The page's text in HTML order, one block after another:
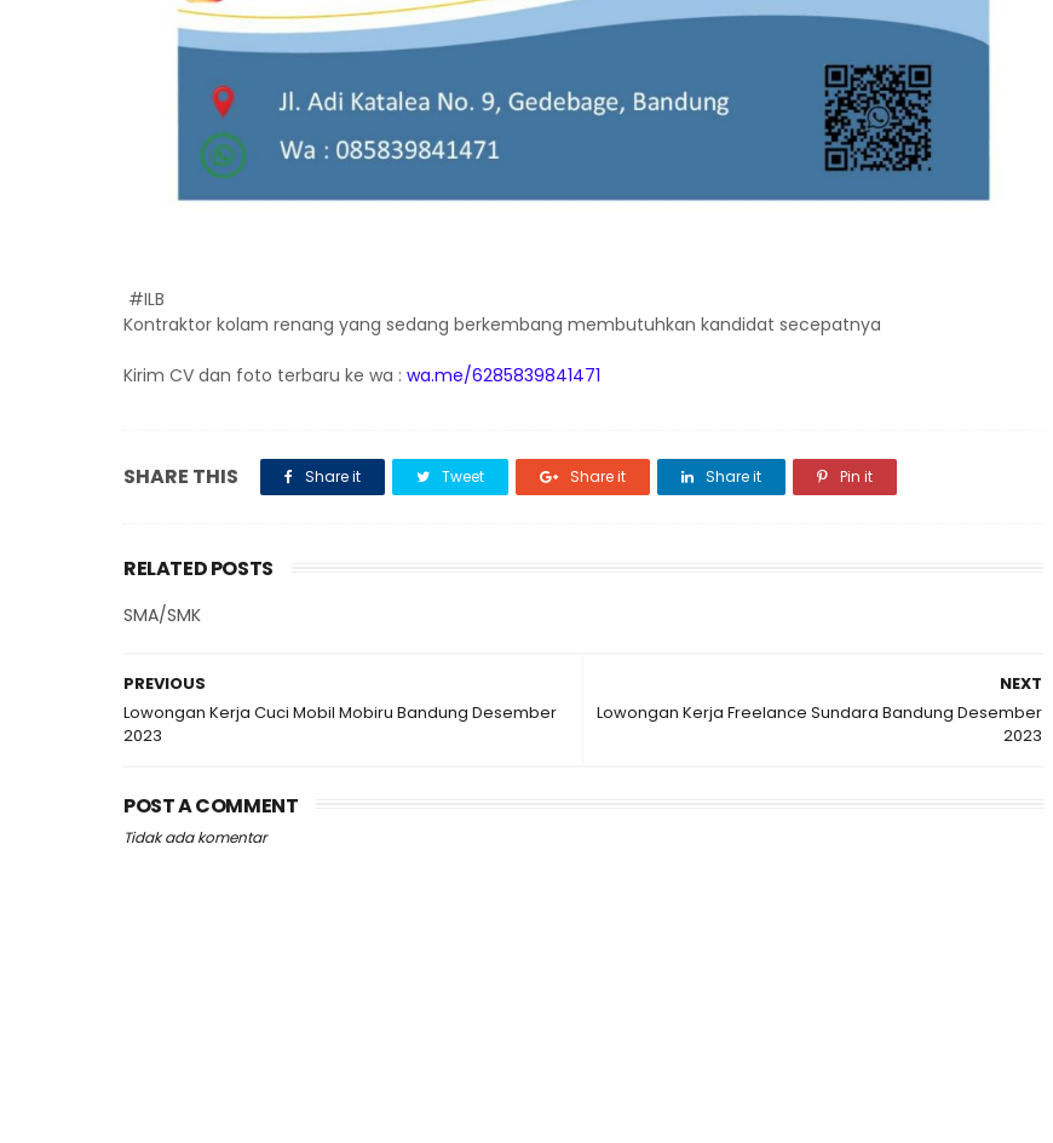
#ILB
Kontraktor kolam renang yang sedang berkembang membutuhkan kandidat secepatnya
Kirim CV dan foto terbaru ke wa : wa.me/6285839841471
SHARE THIS Share it Tweet Share it Share it Pin it
RELATED POSTS
SMA/SMK
NEXT
Lowongan Kerja Freelance Sundara Bandung Desember
2023
PREVIOUS
Lowongan Kerja Cuci Mobil Mobiru Bandung Desember
2023
POST A COMMENT
Tidak ada komentar